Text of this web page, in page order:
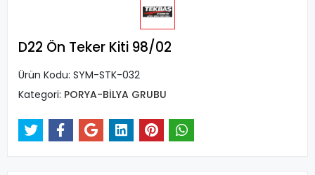
D22 Ön Teker Kiti 98/02
Ürün Kodu: SYM-STK-032
Kategori: PORYA-BİLYA GRUBU